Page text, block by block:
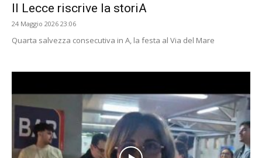
Il Lecce riscrive la storiA
24 Maggio 2026 23:06
Quarta salvezza consecutiva in A, la festa al Via del Mare